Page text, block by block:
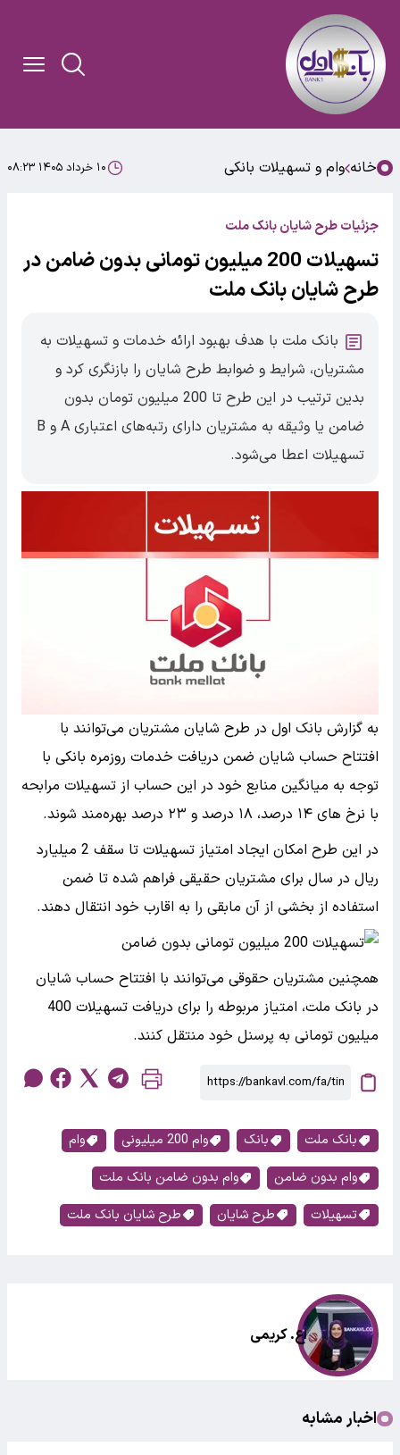
خانه وام و تسهیلات بانکی ۱۰ خرداد ۱۴۰۵ ۰۸:۲۳
جزئیات طرح شایان بانک ملت
تسهیلات 200 میلیون تومانی بدون ضامن در
طرح شایان بانک ملت
بانک ملت با هدف بهبود ارائه خدمات و تسهیلات به
مشتریان، شرایط و ضوابط طرح شایان را بازنگری کرد و
بدین ترتیب در این طرح تا 200 میلیون تومان بدون
ضامن یا وثیقه به مشتریان دارای رتبه‌های اعتباری A و B
تسهیلات اعطا می‌شود.
به گزارش بانک اول در طرح شایان مشتریان می‌توانند با
افتتاح حساب شایان ضمن دریافت خدمات روزمره بانکی با
توجه به میانگین منابع خود در این حساب از تسهیلات مرابحه
با نرخ های ۱۴ درصد، ۱۸ درصد و ۲۳ درصد بهره‌مند شوند.
در این طرح امکان ایجاد امتیاز تسهیلات تا سقف 2 میلیارد
ریال در سال برای مشتریان حقیقی فراهم شده تا ضمن
استفاده از بخشی از آن مابقی را به اقارب خود انتقال دهند.
همچنین مشتریان حقوقی می‌توانند با افتتاح حساب شایان
در بانک ملت، امتیاز مربوطه را برای دریافت تسهیلات 400
میلیون تومانی به پرسنل خود منتقل کنند.
بانک ملت بانک وام 200 میلیونی
وام
وام بدون ضامن
وام بدون ضامن بانک ملت
تسهیلات
طرح شایان طرح شایان بانک ملت
اع. کریمی
اخبار مشابه